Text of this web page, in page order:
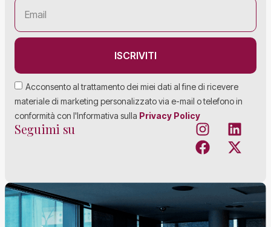
Acconsento al trattamento dei miei dati al fine di ricevere
materiale di marketing personalizzato via e-mail o telefono in
conformità con l'Informativa sulla Privacy Policy
ISCRIVITI
Seguimi su